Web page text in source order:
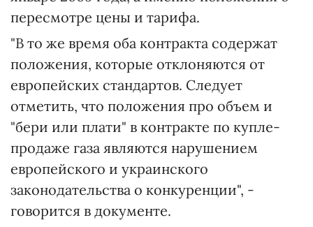
пересмотре цены и тарифа.
"В то же время оба контракта содержат
положения, которые отклоняются от
европейских стандартов. Следует
отметить, что положения про объем и
"бери или плати" в контракте по купле-
продаже газа являются нарушением
европейского и украинского
законодательства о конкуренции", -
говорится в документе.